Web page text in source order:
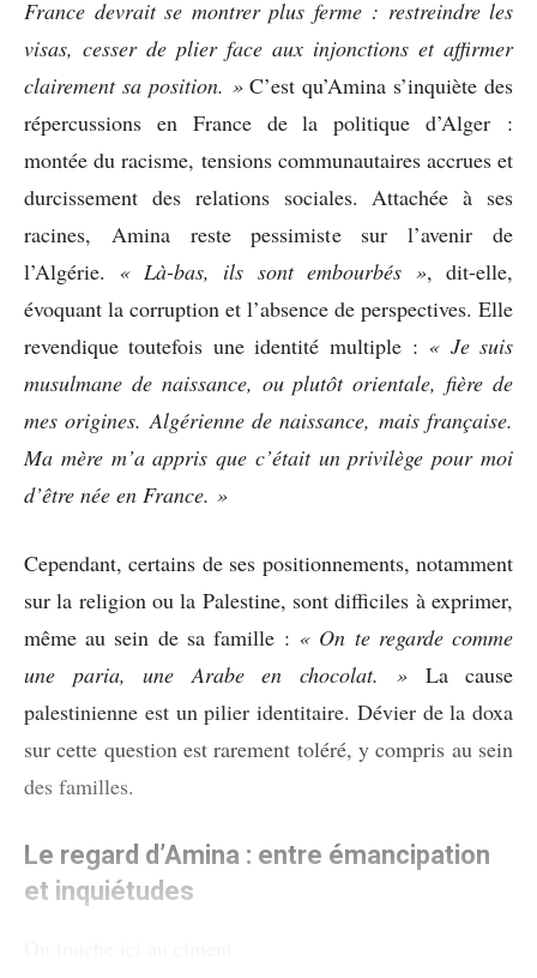
France devrait se montrer plus ferme : restreindre les
visas, cesser de plier face aux injonctions et affirmer
clairement sa position. »C’est qu’Amina s’inquiète des
répercussions en France de la politique d’Alger :
montée du racisme, tensions communautaires accrues et
durcissement des relations sociales. Attachée à ses
racines, Amina reste pessimiste sur l’avenir de
l’Algérie. « Là-bas, ils sont embourbés », dit-elle,
évoquant la corruption et l’absence de perspectives. Elle
revendique toutefois une identité multiple : « Je suis
musulmane de naissance, ou plutôt orientale, fière de
mes origines. Algérienne de naissance, mais française.
Ma mère m’a appris que c’était un privilège pour moi
d’être née en France. »
Cependant, certains de ses positionnements, notamment
sur la religion ou la Palestine, sont difficiles à exprimer,
même au sein de sa famille : « On te regarde comme
une paria, une Arabe en chocolat. » La cause
palestinienne est un pilier identitaire. Dévier de la doxa
sur cette question est rarement toléré, y compris au sein
des familles.
Le regard d’Amina : entre émancipation
et inquiétudes